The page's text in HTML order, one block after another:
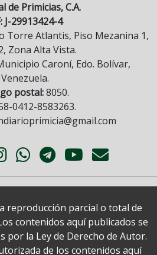
de Primicias, C.A.
J-29913424-4
Torre Atlantis, Piso Mezanina 1,
Zona Alta Vista.
Caroní, Edo. Bolívar,
Venezuela.
postal:8050.
0412-8583263.
reproducción parcial o total de
contenidos aquí publicados se
por la Ley de Derecho de Autor.
de los contenidos aquí